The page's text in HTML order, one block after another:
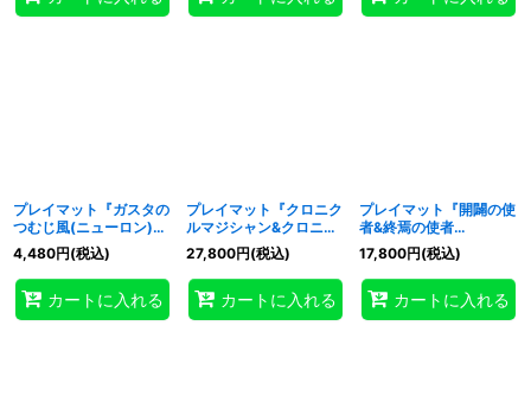
プレイマット『ガスタの
つむじ風(ニューロン)』
【-】{-}《プレイマッ
ト》
4,480円(税込)
カートに入れる
プレイマット『クロニク
ルマジシャン&クロニク
ルソーサレス
(YCSJ2022YOKOHAM
A)』【-】{-}《プレイマ
ット》
27,800円(税込)
カートに入れる
プレイマット『開闢の使
者&終焉の使者
(RANKINGDUEL2021-
4th-)』【-】{-}《プレ
イマット》
17,800円(税込)
カートに入れる